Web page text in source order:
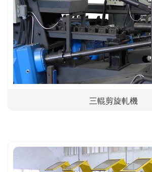
三輥剪旋軋機